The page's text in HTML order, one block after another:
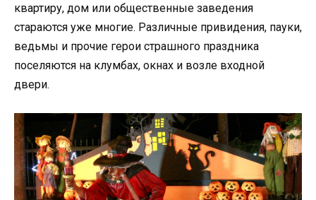
квартиру, дом или общественные заведения
стараются уже многие. Различные привидения, пауки,
ведьмы и прочие герои страшного праздника
поселяются на клумбах, окнах и возле входной
двери.